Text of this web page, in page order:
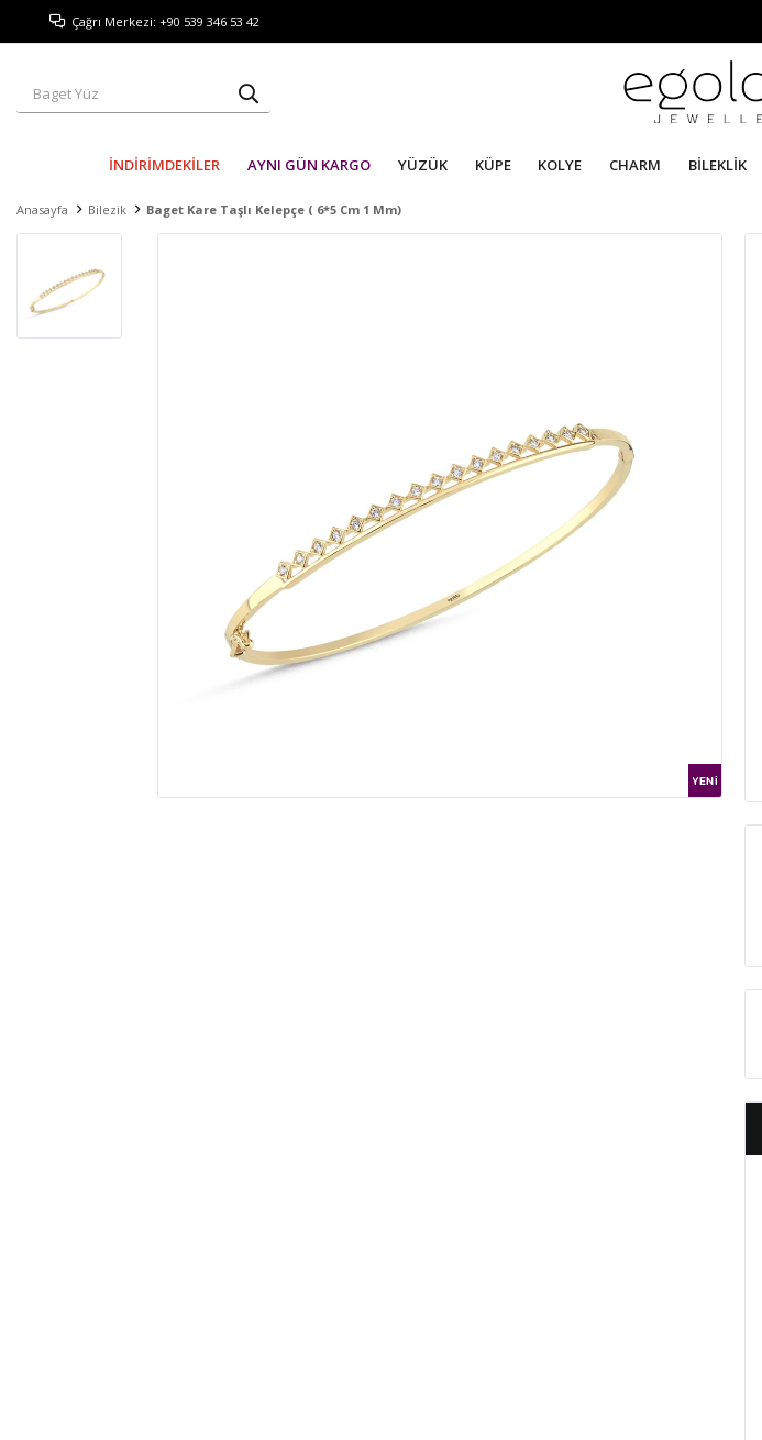
Çağrı Merkezi: +90 539 346 53 42
İNDİRİMDEKİLER AYNI GÜN KARGO YÜZÜK KÜPE KOLYE CHARM BİLEKLİK
Anasayfa Bilezik Baget Kare Taşlı Kelepçe ( 6*5 Cm 1 Mm)